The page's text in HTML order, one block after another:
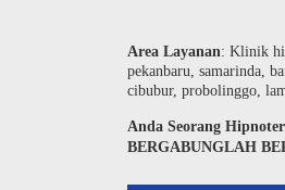
Area Layanan: Klinik
pekanbaru, samarinda,
cibubur, probolinggo,
Anda Seorang
BERGABUNGLAH